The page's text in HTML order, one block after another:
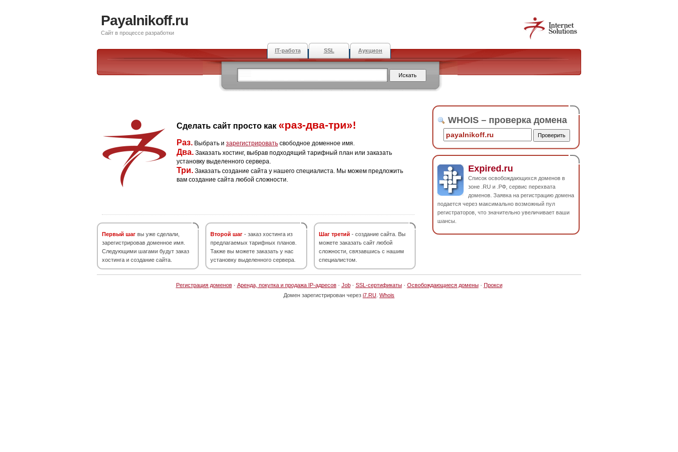
Payalnikoff.ru
Сайт в процессе разработки
IT-работа SSL Аукцион
Сделать сайт просто как «раз-два-три»!
Раз. Выбрать и зарегистрировать свободное доменное имя.
Два. Заказать хостинг, выбрав подходящий тарифный план или заказать
установку выделенного сервера.
Три. Заказать создание сайта у нашего специалиста. Мы можем предложить
вам создание сайта любой сложности.
Первый шаг вы уже сделали,
зарегистрировав доменное имя.
Следующими шагами будут заказ
хостинга и создание сайта.
Второй шаг - заказ хостинга из
предлагаемых тарифных планов.
Также вы можете заказать у нас
установку выделенного сервера.
Шаг третий - создание сайта. Вы
можете заказать сайт любой
сложности, связавшись с нашим
специалистом.
WHOIS – проверка домена
Expired.ru
Список освобождающихся доменов в
зоне .RU и .РФ, сервис перехвата
доменов. Заявка на регистрацию домена
подается через максимально возможный пул
регистраторов, что значительно увеличивает ваши
шансы.
Регистрация доменов· Аренда, покупка и продажа IP-адресов· Job· SSL-сертификаты· Освобождающиеся домены· Прокси
Домен зарегистрирован через i7.RU Whois